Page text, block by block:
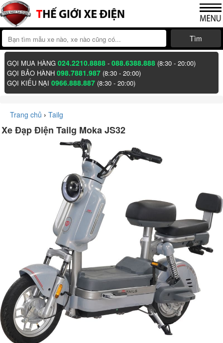
Tìm
GỌI MUA HÀNG024.2210.8888 -088.6388.888 (8:30 - 20:00)
GỌI BẢO HÀNH098.7881.987 (8:30 - 20:00)
GỌI KIẾU NẠI0966.888.887 (8:30 - 20:00)
Trang chủ › Tailg
Xe Đạp Điện Tailg Moka JS32